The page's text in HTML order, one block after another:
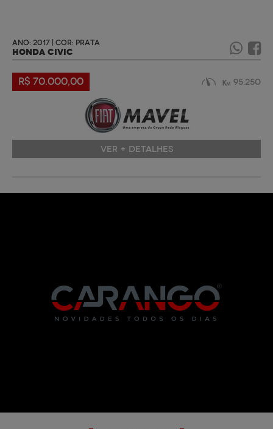
ANO: 2017 | COR: PRATA
HONDA CIVIC
R$ 70.000,00 95.250
VER + DETALHES